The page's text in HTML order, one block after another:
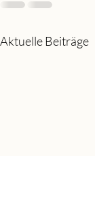
Aktuelle Beiträge